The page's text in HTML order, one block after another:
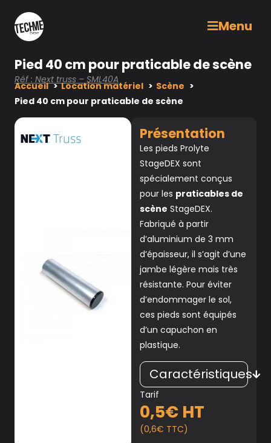
Menu
Pied 40 cm pour praticable de scène
Réf : Next truss – SML40A
Accueil Location matériel
Scène
Pied 40 cm pour praticable de scène
Présentation
Les pieds Prolyte
StageDEX sont
spécialement conçus
pour les praticables de
scène StageDEX.
Fabriqué à partir
d’aluminium de 3 mm
d’épaisseur, il s’agit d’une
jambe légère mais très
résistante. Pour éviter
d’endommager le sol,
ces pieds sont équipés
d’un capuchon en
plastique.
Caractéristiques
Tarif
0,5€ HT
(0,6€ TTC)